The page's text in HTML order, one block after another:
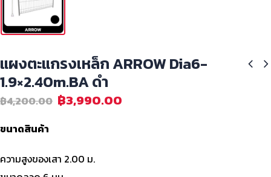
แผงตะแกรงเหล็ก ARROW Dia6-
1.9×2.40m.BA ดำ
฿4,200.00 ฿3,990.00
ขนาดสินค้า
ความสูงของเสา 2.00 ม.